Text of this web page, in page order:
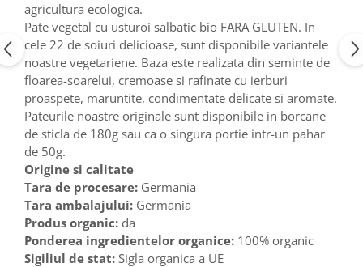
agricultura ecologica.
Pate vegetal cu usturoi salbatic bio FARA GLUTEN. In
cele 22 de soiuri delicioase, sunt disponibile variantele
noastre vegetariene. Baza este realizata din seminte de
floarea-soarelui, cremoase si rafinate cu ierburi
proaspete, maruntite, condimentate delicate si aromate.
Pateurile noastre originale sunt disponibile in borcane
de sticla de 180g sau ca o singura portie intr-un pahar
de 50g.
Origine si calitate
Tara de procesare: Germania
Tara ambalajului: Germania
Produs organic: da
Ponderea ingredientelor organice: 100% organic
Sigiliul de stat: Sigla organica a UE